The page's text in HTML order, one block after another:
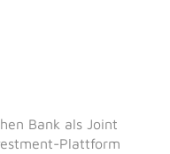
Bank als Joint
Plattform